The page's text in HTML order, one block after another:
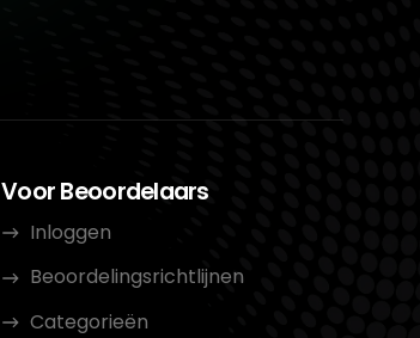
Voor Beoordelaars
Inloggen
Beoordelingsrichtlijnen
Categorieën